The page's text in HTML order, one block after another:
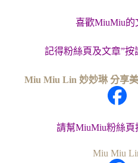
喜歡MiuMiu的
記得粉絲頁及文章”按
Miu Miu Lin 妙妙琳 分享
請幫MiuMiu粉絲頁
Miu Miu